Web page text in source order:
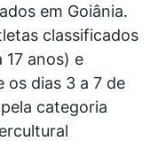
em Goiânia.
classificados
17 anos) e
os dias 3 a 7 de
categoria